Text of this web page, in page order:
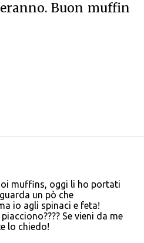
Buon muffin
muffins, oggi li ho portati
un pò che
io agli spinaci e feta!
Se vieni da me
lo chiedo!